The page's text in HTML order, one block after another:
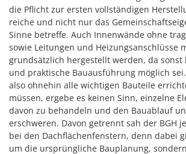
die Pflicht zur ersten vollständigen
reiche und nicht nur das
Sinne betreffe. Auch Innenwände ohne
sowie Leitungen und Heizungsanschlüsse
grundsätzlich hergestellt werden, da sonst
und praktische Bauausführung möglich
also ohnehin alle wichtigen Bauteile
müssen, ergebe es keinen Sinn, einzelne
davon zu behandeln und den Bauablauf
erschweren. Davon getrennt sah der BGH
bei den Dachflächenfenstern, denn dabei
um die ursprüngliche Bauplanung,